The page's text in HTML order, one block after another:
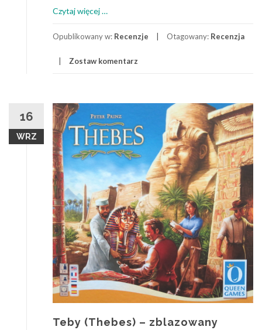
Czytaj więcej
Northwest
–
…
Opublikowany w: Recenzje Otagowany: Recenzja
Zostaw komentarz
16
WRZ
Teby (Thebes) – zblazowany